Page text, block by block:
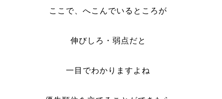
ここで、へこんでいるところが
伸びしろ・弱点だと
一目でわかりますよね